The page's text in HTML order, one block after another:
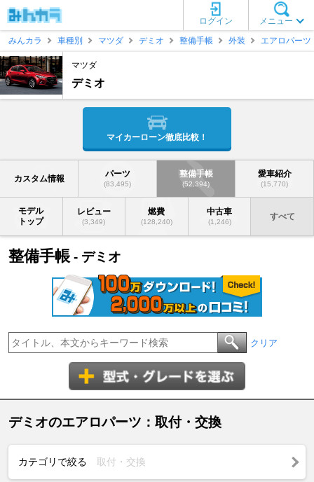
メニュー
ログイン
みんカラ
車種別 マツダ デミオ 整備手帳 外装 エアロパーツ
マツダ
デミオ
マイカーローン徹底比較！
カスタム情報 パーツ
(83,495)
整備手帳
(52,394)
愛車紹介
(15,770)
モデル
トップ
レビュー
(3,349)
燃費
(128,240)
中古車
(1,246)
すべて
整備手帳 - デミオ
クリア
デミオのエアロパーツ：取付・交換
カテゴリで絞る 取付・交換